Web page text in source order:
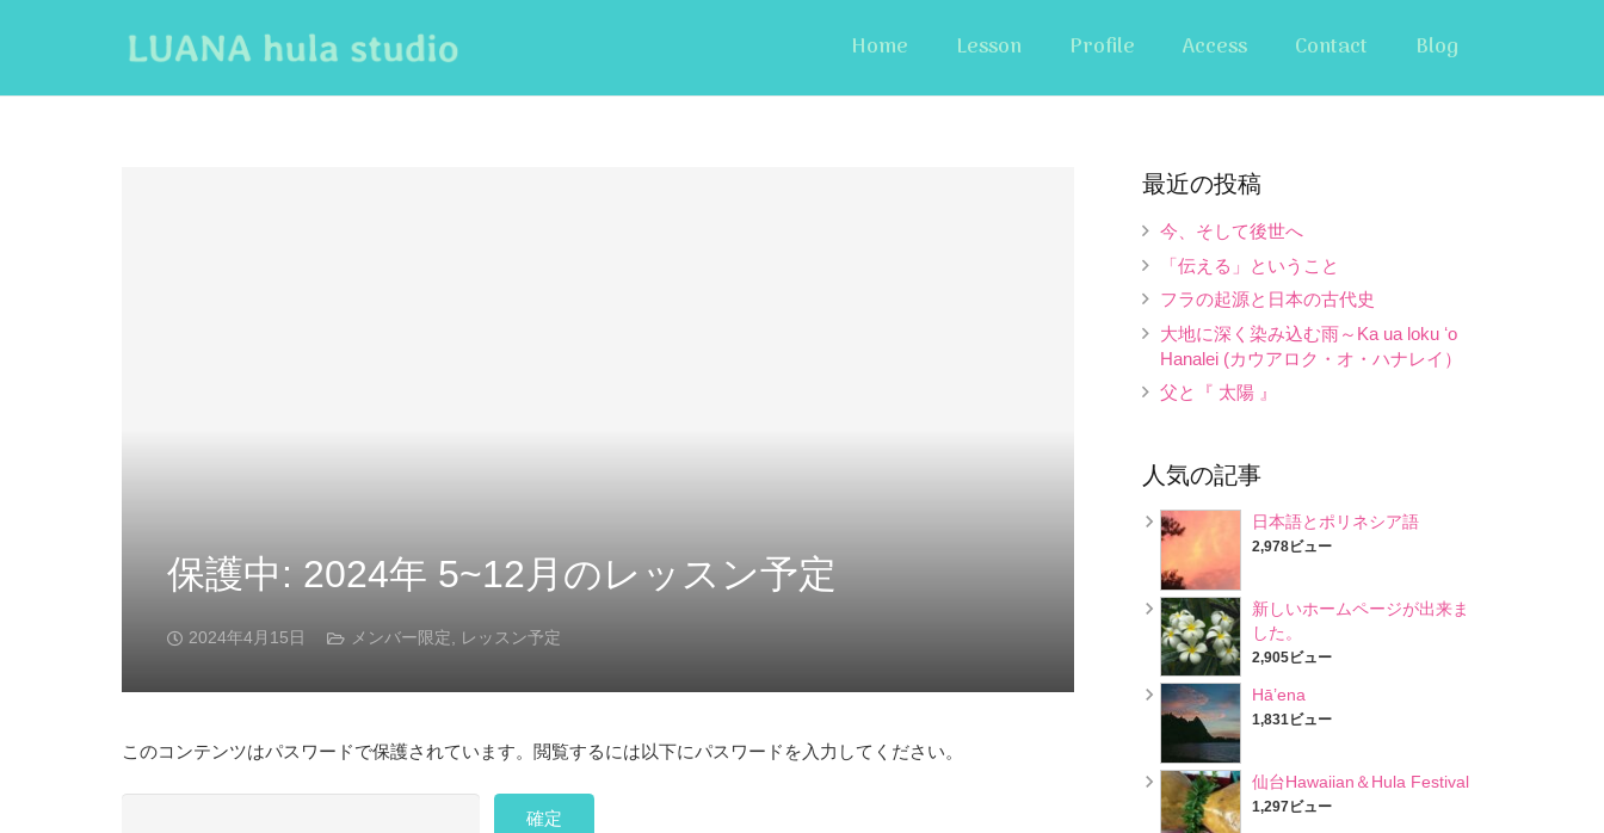
Home Lesson Profile Access Contact Blog
保護中: 2024年 5~12月のレッスン予定
2024年4月15日 メンバー限定 レッスン予定
このコンテンツはパスワードで保護されています。閲覧するには以下にパスワードを入力してください。
最近の投稿
今、そして後世へ
「伝える」ということ
フラの起源と日本の古代史
大地に深く染み込む雨～Ka ua loku ʻo
Hanalei (カウアロク・オ・ハナレイ）
父と『 太陽 』
人気の記事
日本語とポリネシア語
2,978ビュー
新しいホームページが出来ま
した。
2,905ビュー
Hā’ena
1,831ビュー
仙台Hawaiian＆Hula Festival
1,297ビュー